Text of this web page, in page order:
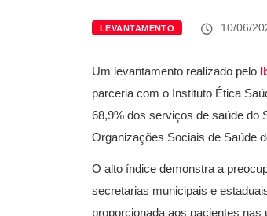
LEVANTAMENTO 10/06/
Um levantamento realizado pelo
parceria com o Instituto Ética
68,9% dos serviços de saúde do
Organizações Sociais de Saúde
O alto índice demonstra a
secretarias municipais e
proporcionada aos pacientes nas